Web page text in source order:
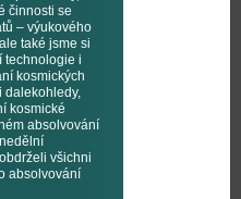
činnosti se
– výukového
také jsme si
technologie i
kosmických
dalekohledy,
kosmické
absolvování
všichni
absolvování